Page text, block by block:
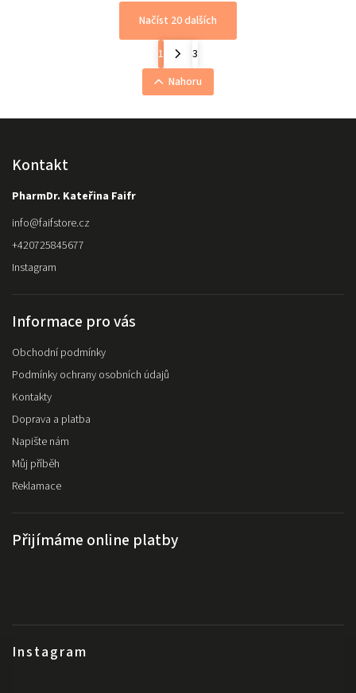
Načíst 20 dalších
1
3
Nahoru
Instagram
Kontakt
PharmDr. Kateřina Faifr
info@faifstore.cz
+420725845677
Instagram
Informace pro vás
Obchodní podmínky
Podmínky ochrany osobních údajů
Kontakty
Doprava a platba
Napište nám
Můj příběh
Reklamace
Přijímáme online platby